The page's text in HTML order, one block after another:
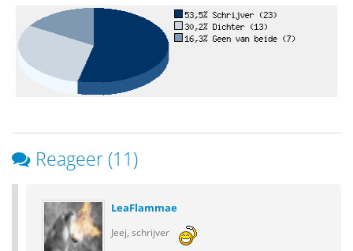
Reageer (11)
LeaFlammae
Jeej, schrijver